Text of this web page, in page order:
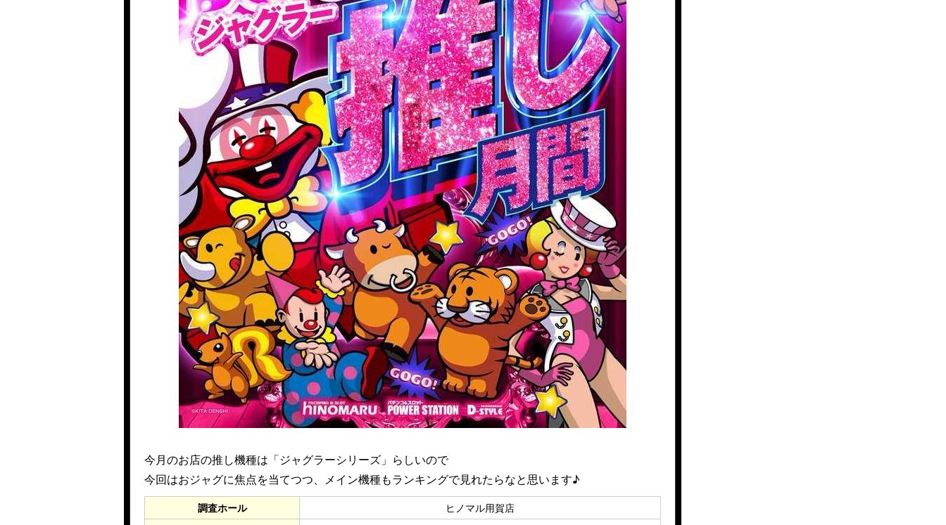
今月のお店の推し機種は「ジャグラーシリーズ」らしいので
今回はおジャグに焦点を当てつつ、メイン機種もランキングで見れたらなと思います♪
調査ホール ヒノマル用賀店